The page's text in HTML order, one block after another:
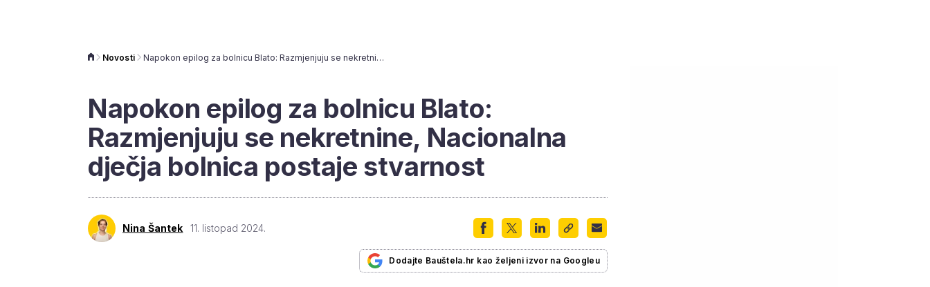
Novosti Napokon epilog za bolnicu Blato: Razmjenjuju se nekretnine, Nacionalna dječja bolnica postaje stvarnost
Napokon epilog za bolnicu Blato:
Razmjenjuju se nekretnine, Nacionalna
dječja bolnica postaje stvarnost
Nina Šantek 11. listopad 2024.
Dodajte Bauštela.hr kao željeni izvor na Googleu